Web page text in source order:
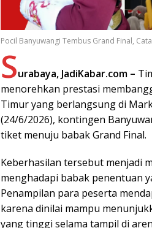
Pocil Banyuwangi Tembus Grand Final,
Surabaya, JadiKabar.com –
menorehkan prestasi
Timur yang berlangsung di
(24/6/2026), kontingen
tiket menuju babak Grand Final.
Keberhasilan tersebut menjadi
menghadapi babak penentuan
Penampilan para peserta
karena dinilai mampu
yang tinggi selama tampil di